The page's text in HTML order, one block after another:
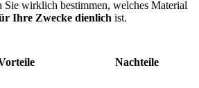
Sie wirklich bestimmen, welches Material
Ihre Zwecke dienlich ist.
Nachteile